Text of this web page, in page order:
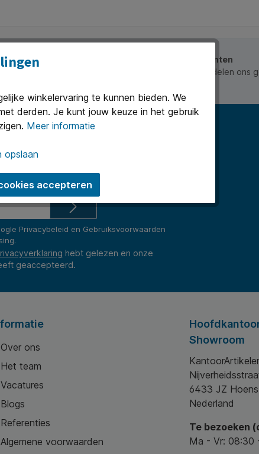
Uitstekend beoordeeld door onze klanten
Onze klanten waarderen ons en beoordelen ons
Privacybeleid en Gebruiksvoorwaarden
hebt gelezen en onze
geaccepteerd.
Over ons
Het team
Vacatures
Blogs
Referenties
Algemene voorwaarden
Showroom
6433 JZ
Nederland
Te bezoeken
Ma - Vr: 08:30
winkelervaring te kunnen bieden. We
derden. Je kunt jouw keuze in het gebruik
Meer informatie
opslaan
accepteren